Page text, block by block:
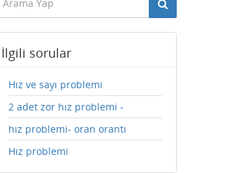
İlgili sorular
Hız ve sayı problemi
2 adet zor hız problemi -
hız problemi- oran orantı
Hız problemi